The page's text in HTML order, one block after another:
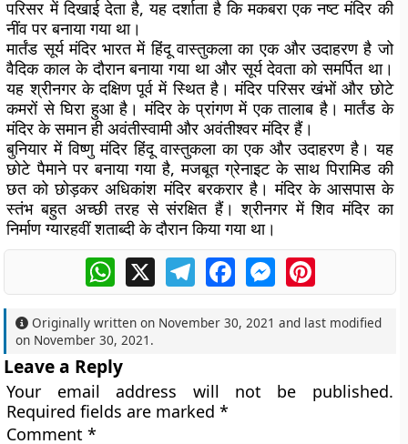
परिसर में दिखाई देता है, यह दर्शाता है कि मकबरा एक नष्ट मंदिर की
नींव पर बनाया गया था।
मार्तंड सूर्य मंदिर भारत में हिंदू वास्तुकला का एक और उदाहरण है जो
वैदिक काल के दौरान बनाया गया था और सूर्य देवता को समर्पित था।
यह श्रीनगर के दक्षिण पूर्व में स्थित है। मंदिर परिसर खंभों और छोटे
कमरों से घिरा हुआ है। मंदिर के प्रांगण में एक तालाब है। मार्तंड के
मंदिर के समान ही अवंतीस्वामी और अवंतीश्वर मंदिर हैं।
बुनियार में विष्णु मंदिर हिंदू वास्तुकला का एक और उदाहरण है। यह
छोटे पैमाने पर बनाया गया है, मजबूत ग्रेनाइट के साथ पिरामिड की
छत को छोड़कर अधिकांश मंदिर बरकरार है। मंदिर के आसपास के
स्तंभ बहुत अच्छी तरह से संरक्षित हैं। श्रीनगर में शिव मंदिर का
निर्माण ग्यारहवीं शताब्दी के दौरान किया गया था।
WhatsApp
X TelegramFacebookMessengerPinterest
Originally written on November 30, 2021 and last modified
on November 30, 2021 .
Leave a Reply
Your email address will not be published.
Required fields are marked*
Comment*